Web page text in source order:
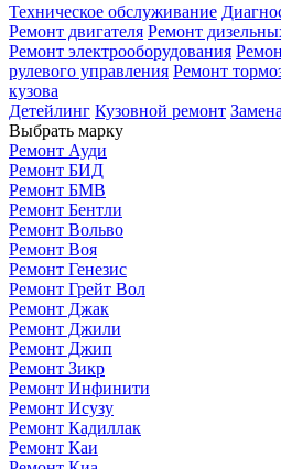
Техническое обслуживание
Ремонт двигателя Ремонт
Ремонт электрооборудования
рулевого управления Ремонт
кузова
Детейлинг Кузовной ремонт
Выбрать марку
Ремонт Ауди
Ремонт БИД
Ремонт БМВ
Ремонт Бентли
Ремонт Вольво
Ремонт Воя
Ремонт Генезис
Ремонт Грейт Вол
Ремонт Джак
Ремонт Джили
Ремонт Джип
Ремонт Зикр
Ремонт Инфинити
Ремонт Исузу
Ремонт Кадиллак
Ремонт Каи